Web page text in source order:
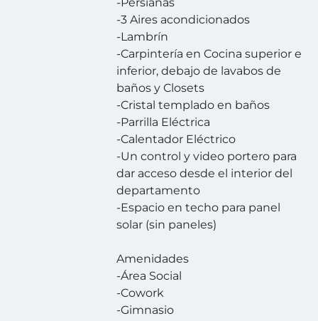
-Persianas
-3 Aires acondicionados
-Lambrín
-Carpintería en Cocina superior e
inferior, debajo de lavabos de
baños y Closets
-Cristal templado en baños
-Parrilla Eléctrica
-Calentador Eléctrico
-Un control y video portero para
dar acceso desde el interior del
departamento
-Espacio en techo para panel
solar (sin paneles)
Amenidades
-Área Social
-Cowork
-Gimnasio